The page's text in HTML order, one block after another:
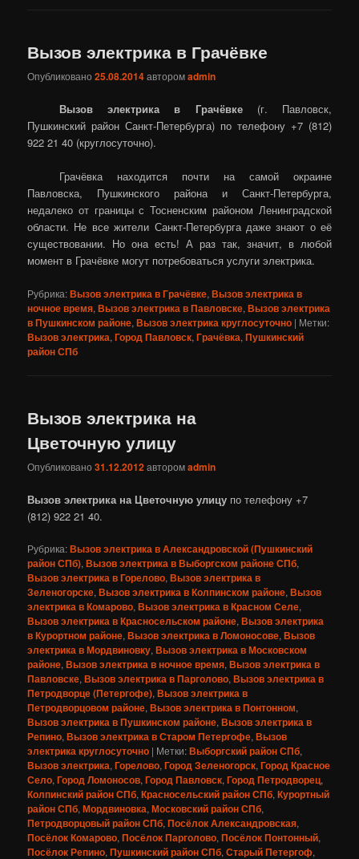
Вызов электрика в Грачёвке
Опубликовано25.08.2014авторомadmin
Вызов электрика в Грачёвке (г. Павловск,
Пушкинский район Санкт-Петербурга) по телефону +7 (812)
922 21 40 (круглосуточно).
Грачёвка находится почти на самой окраине
Павловска, Пушкинского района и Санкт-Петербурга,
недалеко от границы с Тосненским районом Ленинградской
области. Не все жители Санкт-Петербурга даже знают о её
существовании. Но она есть! А раз так, значит, в любой
момент в Грачёвке могут потребоваться услуги электрика.
Рубрика:Вызов электрика в Грачёвке,Вызов электрика в
ночное время,Вызов электрика в Павловске,Вызов электрика
в Пушкинском районе,Вызов электрика круглосуточно | Метки:
Вызов электрика,Город Павловск,Грачёвка,Пушкинский
район СПб
Вызов электрика на
Цветочную улицу
Опубликовано31.12.2012авторомadmin
Вызов электрика на Цветочную улицу по телефону +7
(812) 922 21 40.
Рубрика:Вызов электрика в Александровской (Пушкинский
район СПб),Вызов электрика в Выборгском районе СПб,
Вызов электрика в Горелово,Вызов электрика в
Зеленогорске,Вызов электрика в Колпинском районе,Вызов
электрика в Комарово,Вызов электрика в Красном Селе,
Вызов электрика в Красносельском районе,Вызов электрика
в Курортном районе,Вызов электрика в Ломоносове,Вызов
электрика в Мордвиновку,Вызов электрика в Московском
районе,Вызов электрика в ночное время,Вызов электрика в
Павловске,Вызов электрика в Парголово,Вызов электрика в
Петродворце (Петергофе),Вызов электрика в
Петродворцовом районе,Вызов электрика в Понтонном,
Вызов электрика в Пушкинском районе,Вызов электрика в
Репино,Вызов электрика в Старом Петергофе,Вызов
электрика круглосуточно | Метки:Выборгский район СПб,
Вызов электрика,Горелово,Город Зеленогорск,Город Красное
Село,Город Ломоносов,Город Павловск,Город Петродворец,
Колпинский район СПб,Красносельский район СПб,Курортный
район СПб,Мордвиновка,Московский район СПб,
Петродворцовый район СПб,Посёлок Александровская,
Посёлок Комарово,Посёлок Парголово,Посёлок Понтонный,
Посёлок Репино,Пушкинский район СПб,Старый Петергоф,